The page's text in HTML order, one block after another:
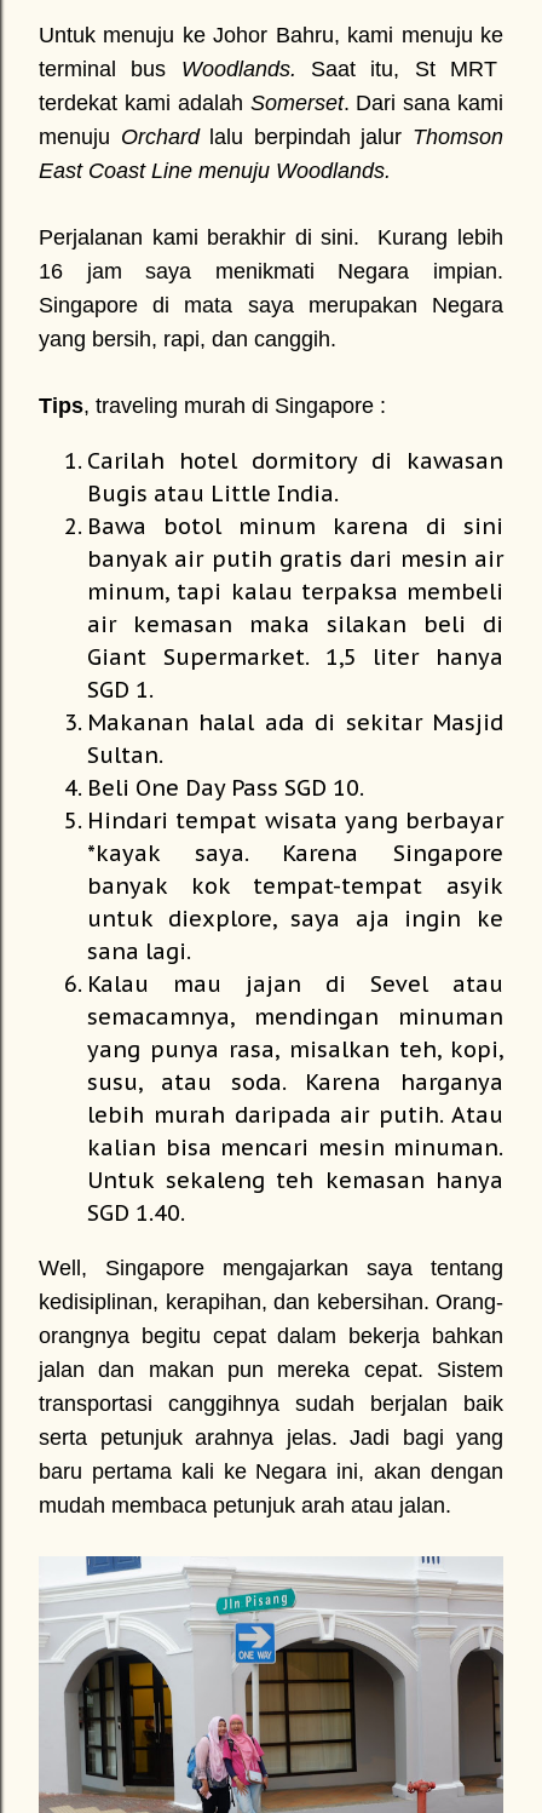
Untuk menuju ke Johor Bahru, kami menuju ke
terminal bus Woodlands. Saat itu, St MRT
terdekat kami adalah Somerset. Dari sana kami
menuju Orchardlalu berpindah jalur Thomson
East Coast Line menuju Woodlands.
Perjalanan kami berakhir di sini. Kurang lebih
16 jam saya menikmati Negara impian.
Singapore di mata saya merupakan Negara
yang bersih, rapi, dan canggih.
Tips, traveling murah di Singapore :
Carilah hotel dormitory di kawasan
Bugis atau Little India.
Bawa botol minum karena di sini
banyak air putih gratis dari mesin air
minum, tapi kalau terpaksa membeli
air kemasan maka silakan beli di
Giant Supermarket. 1,5 liter hanya
SGD 1.
Makanan halal ada di sekitar Masjid
Sultan.
Beli One Day Pass SGD 10.
Hindari tempat wisata yang berbayar
*kayak saya. Karena Singapore
banyak kok tempat-tempat asyik
untuk diexplore, saya aja ingin ke
sana lagi.
Kalau mau jajan di Sevel atau
semacamnya, mendingan minuman
yang punya rasa, misalkan teh, kopi,
susu, atau soda. Karena harganya
lebih murah daripada air putih. Atau
kalian bisa mencari mesin minuman.
Untuk sekaleng teh kemasan hanya
SGD 1.40.
Well, Singapore mengajarkan saya tentang
kedisiplinan, kerapihan, dan kebersihan. Orang-
orangnya begitu cepat dalam bekerja bahkan
jalan dan makan pun mereka cepat. Sistem
transportasi canggihnya sudah berjalan baik
serta petunjuk arahnya jelas. Jadi bagi yang
baru pertama kali ke Negara ini, akan dengan
mudah membaca petunjuk arah atau jalan.